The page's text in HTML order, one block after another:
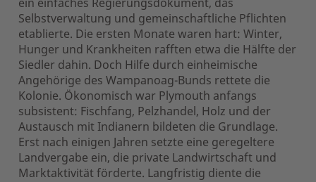
Selbstverwaltung und gemeinschaftliche Pflichten
etablierte. Die ersten Monate waren hart: Winter,
Hunger und Krankheiten rafften etwa die Hälfte der
Siedler dahin. Doch Hilfe durch einheimische
Angehörige des Wampanoag-Bunds rettete die
Kolonie. Ökonomisch war Plymouth anfangs
subsistent: Fischfang, Pelzhandel, Holz und der
Austausch mit Indianern bildeten die Grundlage.
Erst nach einigen Jahren setzte eine geregeltere
Landvergabe ein, die private Landwirtschaft und
Marktaktivität förderte. Langfristig diente die